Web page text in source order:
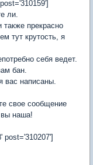
ли.
прекрасно
тут крутость, я
себя ведет.
бан.
вас написаны.
свое сообщение
вы наша!
post='310207']